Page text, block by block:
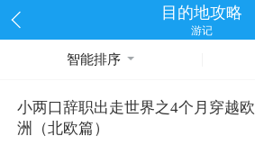
目的地攻略
游记
智能排序
小两口辞职出走世界之4个月穿越欧
洲（北欧篇）